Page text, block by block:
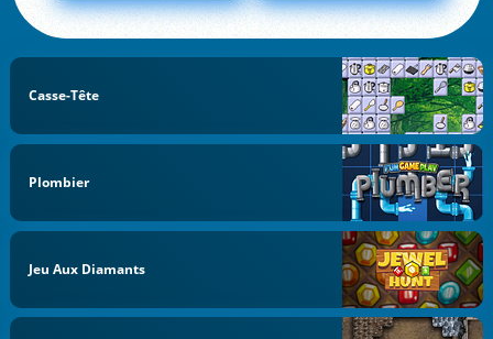
Casse-Tête
Plombier
Jeu Aux Diamants